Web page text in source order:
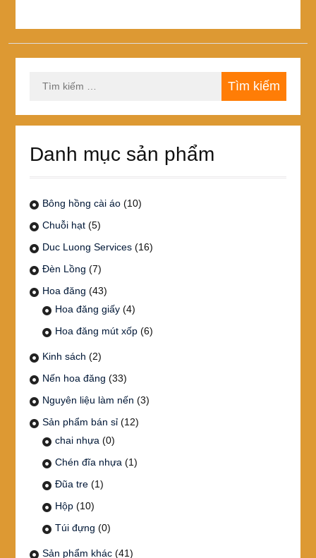
kiếm
Danh mục sản phẩm
Bông hồng cài áo (10)
Chuỗi hạt (5)
Duc Luong Services (16)
Đèn Lồng (7)
Hoa đăng (43)
Hoa đăng giấy (4)
Hoa đăng mút xốp (6)
Kinh sách (2)
Nến hoa đăng (33)
Nguyên liệu làm nến (3)
Sản phẩm bán sỉ (12)
chai nhựa (0)
Chén đĩa nhựa (1)
Đũa tre (1)
Hộp (10)
Túi đựng (0)
Sản phẩm khác (41)